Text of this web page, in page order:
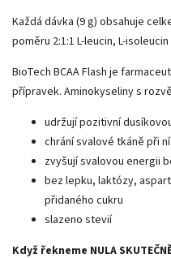
Každá dávka (9 g) obsahuje
poměru 2:1:1 L-leucin, L-
BioTech BCAA Flash je
přípravek. Aminokyseliny s
udržují pozitivní
chrání svalové tkáně při
zvyšují svalovou energii
bez lepku, laktózy,
přidaného cukru
slazeno stevií
Když řekneme NULA